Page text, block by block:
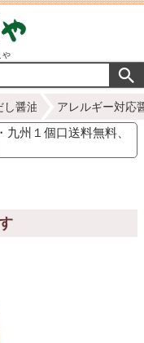
や
し醤油 アレルギー対応
九州１個口送料無料、